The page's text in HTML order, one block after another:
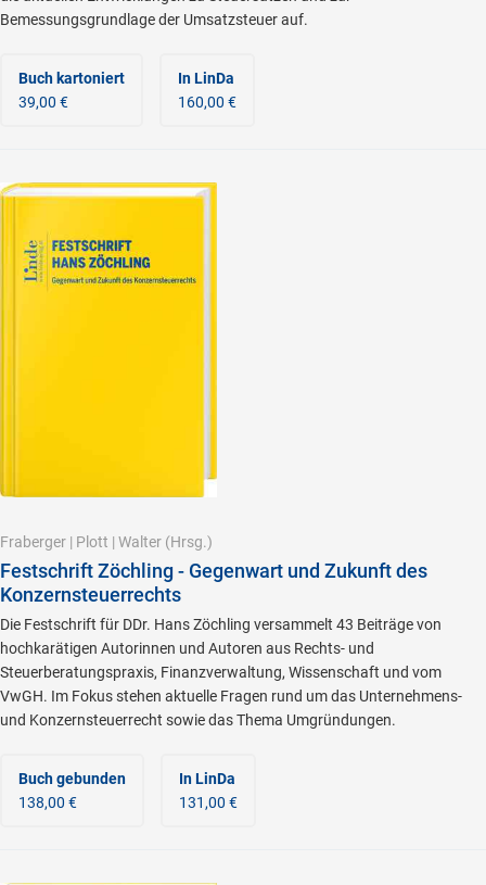
Bemessungsgrundlage der Umsatzsteuer auf.
Buch kartoniert
39,00 €
In LinDa
160,00 €
Fraberger | Plott | Walter (Hrsg.)
Festschrift Zöchling - Gegenwart und Zukunft des
Konzernsteuerrechts
Die Festschrift für DDr. Hans Zöchling versammelt 43 Beiträge von
hochkarätigen Autorinnen und Autoren aus Rechts- und
Steuerberatungspraxis, Finanzverwaltung, Wissenschaft und vom
VwGH. Im Fokus stehen aktuelle Fragen rund um das Unternehmens-
und Konzernsteuerrecht sowie das Thema Umgründungen.
Buch gebunden
138,00 €
In LinDa
131,00 €